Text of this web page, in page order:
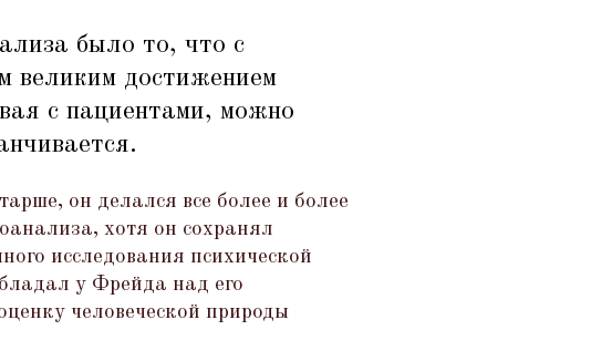
было то, что с
великим достижением
с пациентами, можно
он делался все более и более
хотя он сохранял
исследования психической
у Фрейда над его
человеческой природы